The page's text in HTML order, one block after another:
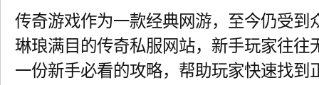
传奇游戏作为一款经典网游，至今仍受到
琳琅满目的传奇私服网站，新手玩家往往
一份新手必看的攻略，帮助玩家快速找到